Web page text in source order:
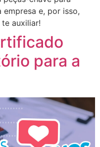
e, por isso,
auxiliar!
para a